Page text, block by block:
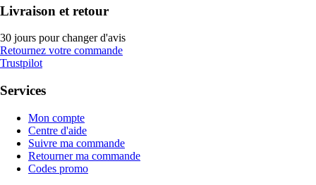
Livraison et retour
30 jours pour changer d'avis
Retournez votre commande
Trustpilot
Services
Mon compte
Centre d'aide
Suivre ma commande
Retourner ma commande
Codes promo